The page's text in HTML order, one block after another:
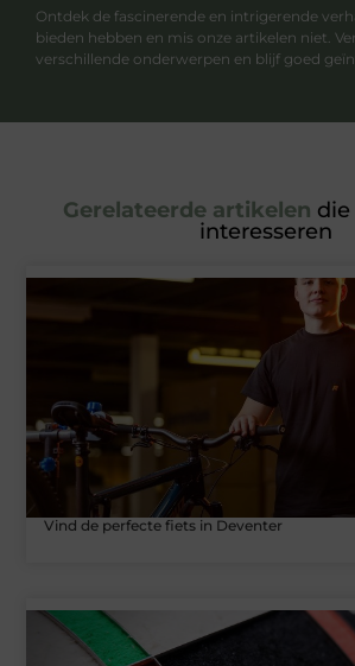
Ontdek de fascinerende en intrigerende
bieden hebben en mis onze artikelen niet.
verschillende onderwerpen en blijf goed
Gerelateerde artikelen
interesseren
Vind de perfecte fiets in Deventer